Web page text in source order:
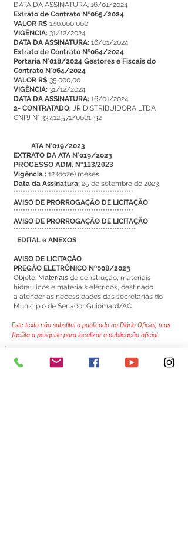
DATA DA ASSINATURA: 16/01/2024
Extrato de Contrato Nº065/2024
VALOR R$ 140.000,000
VIGÊNCIA: 31/12/2024
DATA DA ASSINATURA: 16/01/2024
Extrato de Contrato Nº064/2024
Portaria N°018/2024 Gestores e Fiscais do
Contrato N°064/2024
VALOR R$ 35.000,00
VIGÊNCIA: 31/12/2024
DATA DA ASSINATURA: 16/01/2024
2- CONTRATADO: JR DISTRIBUIDORA LTDA
CNPJ N° 33.412.571/0001-92
ATA N°019/2023
EXTRATO DA ATA N°019/2023
PROCESSO ADM. N°113/2023
Vigência : 12 (doze) meses
Data da Assinatura: 25 de setembro de 2023
***************************************************
AVISO DE PRORROGAÇÃO DE LICITAÇÃO
***************************************************
AVISO DE PRORROGAÇÃO DE LICITAÇÃO
****************************************************
EDITAL e ANEXOS
AVISO DE LICITAÇÃO
PREGÃO ELETRÔNICO Nº008/2023
Objeto: Materiais de construção, materiais
hidráulicos e materiais elétricos, destinado
a atender as necessidades das secretarias do
Município de Senador Guiomard/AC.
Este texto não substitui o publicado no Diário Oficial, mas
facilita a pesquisa para localizar a publicação oficial.
Número do Diário: